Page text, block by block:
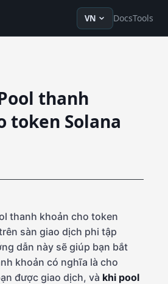
enru fr ko detrzh-Hans
VN DocsTools
thanh
token Solana
thanh khoản cho token
sàn giao dịch phi tập
dẫn này sẽ giúp bạn bắt
khoản có nghĩa là cho
được giao dịch, và khi pool